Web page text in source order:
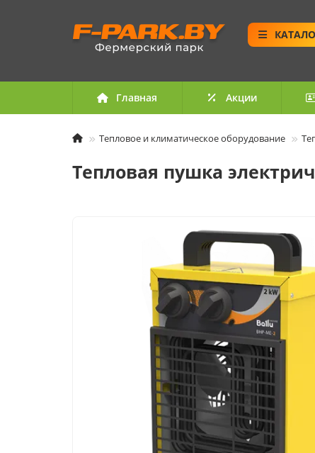
Главная Акции
Тепловое и климатическое оборудование
Тепловая пушка